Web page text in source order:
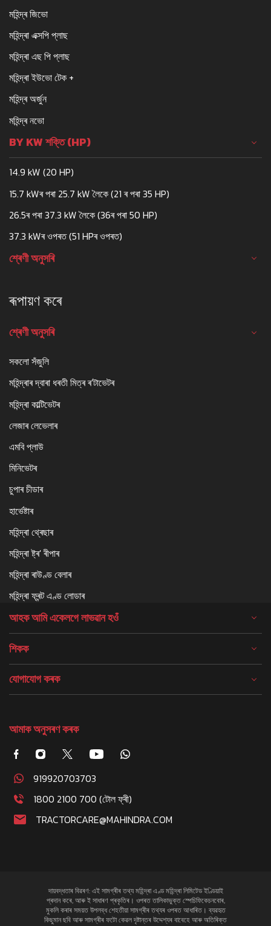
মহিন্দ্ৰ জিভো
মহিন্দ্ৰা এক্সপি প্লাছ
মহিন্দ্ৰা এছ পি প্লাছ
মহিন্দ্ৰা ইউভো টেক +
মহিন্দ্ৰ অৰ্জুন
মহিন্দ্ৰ নভো
BY KW শক্তি (HP)
14.9 kW (20 HP)
15.7 kWৰ পৰা 25.7 kW লৈকে (21 ৰ পৰা 35 HP)
26.5ৰ পৰা 37.3 kW লৈকে (36ৰ পৰা 50 HP)
37.3 kWৰ ওপৰত (51 HPৰ ওপৰত)
শ্ৰেণী অনুসৰি
ৰূপায়ণ কৰে
শ্ৰেণী অনুসৰি
সকলো সঁজুলি
মহিন্দ্ৰাৰ দ্বাৰা ধৰতী মিত্ৰ ৰ'টাভেটৰ
মহিন্দ্ৰা কাল্টিভেটৰ
লেজাৰ লেভেলাৰ
এমবি প্লাউ
মিনিভেটৰ
চুপাৰ চীডাৰ
হাৰ্ভেষ্টাৰ
মহিন্দ্ৰা থ্ৰেছাৰ
মহিন্দ্ৰা ষ্ট্ৰ' ৰীপাৰ
মহিন্দ্ৰা ৰাউণ্ড বেলাৰ
মহিন্দ্ৰা ফ্ৰন্ট এণ্ড লোডাৰ
আহক আমি একেলগে লাভৱান হওঁ
শিকক
যোগাযোগ কৰক
আমাক অনুসৰণ কৰক
919920703703
1800 2100 700 (টোল ফ্ৰী)
TRACTORCARE@MAHINDRA.COM
দায়বদ্ধতাৰ বিৱৰণ: এই সামগ্ৰীৰ তথ্য মহিন্দ্ৰা এণ্ড মহিন্দ্ৰা লিমিটেড ইণ্ডিয়াই
প্ৰদান কৰে, আৰু ই সাধাৰণ প্ৰকৃতিৰ। ওপৰত তালিকাভুক্ত স্পেচিফিকেচনবোৰ,
মুকলি কৰাৰ সময়ত উপলব্ধ শেহতীয়া সামগ্ৰীৰ তথ্যৰ ওপৰত আধাৰিত। ব্যৱহৃত
কিছুমান ছবি আৰু সামগ্ৰীৰ ফটো কেৱল দৃষ্টান্তৰ উদ্দেশ্যৰ বাবেহে আৰু অতিৰিক্ত